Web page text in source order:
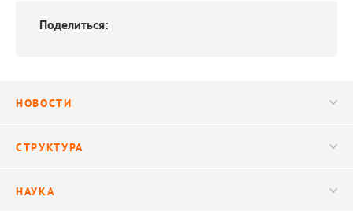
Поделиться:
НОВОСТИ
Видео
СТРУКТУРА
НАУКА